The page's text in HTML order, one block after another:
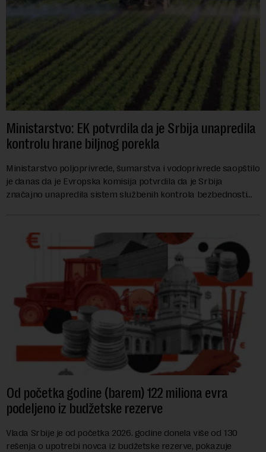
Ministarstvo: EK potvrdila da je Srbija unapredila
kontrolu hrane biljnog porekla
Ministarstvo poljoprivrede, šumarstva i vodoprivrede saopštilo
je danas da je Evropska komisija potvrdila da je Srbija
značajno unapredila sistem službenih kontrola bezbednosti
Od početka godine (barem) 122 miliona evra
podeljeno iz budžetske rezerve
Vlada Srbije je od početka 2026. godine donela više od 130
rešenja o upotrebi novca iz budžetske rezerve, pokazuje